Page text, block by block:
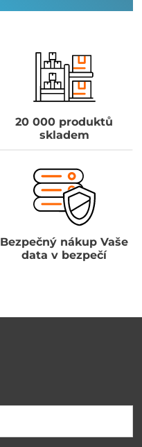
20 000 produktů
skladem
Bezpečný nákup Vaše
data v bezpečí